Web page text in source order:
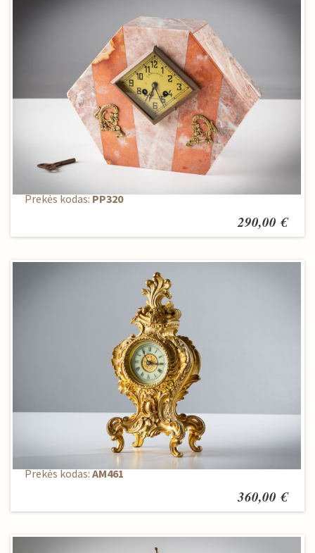
Laikrodis
Prekės kodas:PP320
290,00 €
Pastatomas laikrodis
Prekės kodas:AM461
360,00 €